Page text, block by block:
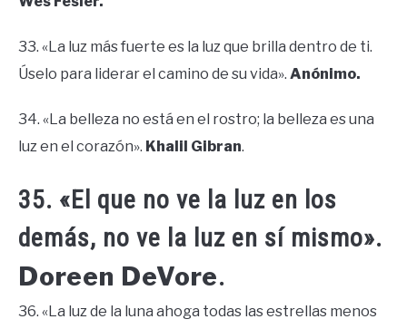
33. «La luz más fuerte es la luz que brilla dentro de ti.
Úselo para liderar el camino de su vida». Anónimo.
34. «La belleza no está en el rostro; la belleza es una
luz en el corazón». Khalil Gibran.
35. «El que no ve la luz en los
demás, no ve la luz en sí mismo».
Doreen DeVore.
36. «La luz de la luna ahoga todas las estrellas menos